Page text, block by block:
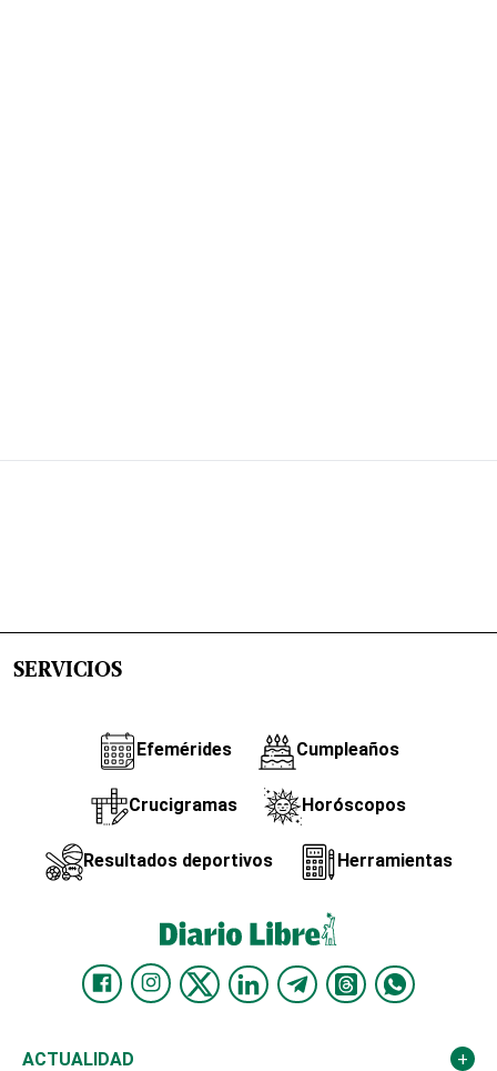
SERVICIOS
Efemérides Cumpleaños
Crucigramas Horóscopos
Resultados deportivos Herramientas
ACTUALIDAD